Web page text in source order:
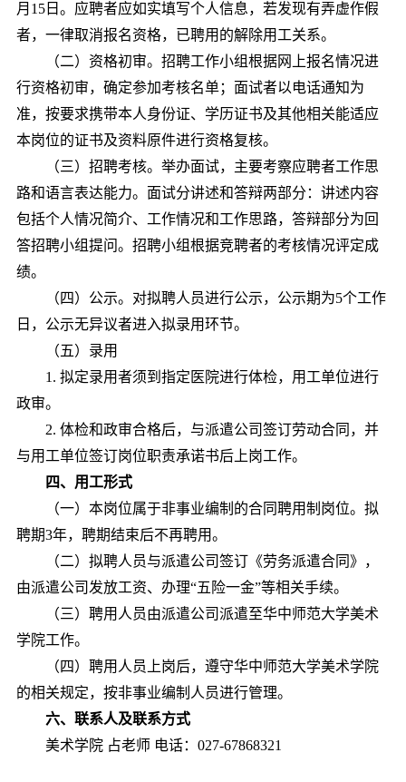
月15日。应聘者应如实填写个人信息，若发现有弄虚作假
者，一律取消报名资格，已聘用 的解除用工关系。
（二）资格初审。招聘工作小组根据网上报名情况进
行资格初审，确定参加考核名单； 面试者以电话通知为
准，按要求携带本人身份证、学历证书及其他相关能适应
本岗位的证书及资料原件进行资格复核。
（三）招聘考核。 举办面试， 主要考察应聘者工作思
路和语言表达能力。面试分讲述和答辩两部分：讲述内容
包括个人情况简介、工作情况和工作思路，答辩部分为回
答招聘小组提问。招聘小组根据竞聘者的考核情况评定成
绩。
（四）公示。对拟聘人员进行公示，公示期为5个工作
日，公示无异议者进入拟录用环节。
（五）录用
1. 拟定录用者须到指定医院进行体检，用工单位进行
政审。
2. 体检和政审合格后，与派遣公司签订劳动合同，并
与用工单位签订岗位职责承诺书后上岗工作。
四、用工形式
（一）本岗位属于非事业编制的合同聘用制 岗位。拟
聘期3年，聘期结束后不再聘用。
（二）拟聘人员与派遣公司签订《劳务派遣合同》，
由派遣公司发放工资、办理“五险一金”等相关手续。
（三）聘用人员由派遣公司派遣至华中师范大学美术
学院工作。
（四）聘用人员上岗后，遵守华中师范大学美术学院
的相关规定，按非事业编制人员进行管理。
六、联系人及联系方式
美术学院 占老师 电话：027-67868321